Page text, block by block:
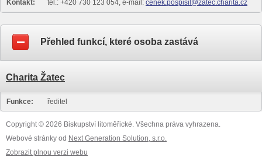
Kontakt: tel.: +420 730 123 054, e-mail: cenek.pospisil@zatec.charita.cz
Přehled funkcí, které osoba zastává
Charita Žatec
Funkce: ředitel
Copyright © 2026 Biskupství litoměřické. Všechna práva vyhrazena.
Webové stránky od Next Generation Solution, s.r.o.
Zobrazit plnou verzi webu